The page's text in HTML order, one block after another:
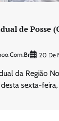
de Posse
20 De
da Região
sexta-